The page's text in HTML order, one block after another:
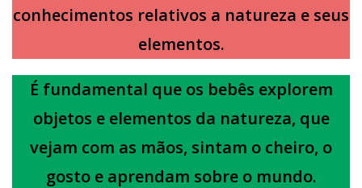
conhecimentos relativos a natureza e seus
elementos.
É fundamental que os bebês explorem
objetos e elementos da natureza, que
vejam com as mãos, sintam o cheiro, o
gosto e aprendam sobre o mundo.